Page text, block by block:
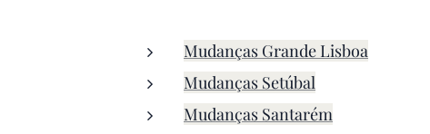
Mudanças Grande Lisboa
Mudanças Setúbal
Mudanças Santarém